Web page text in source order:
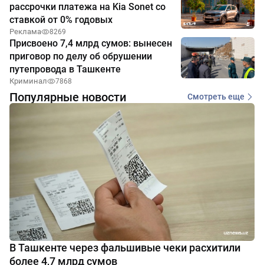
рассрочки платежа на Kia Sonet со
ставкой от 0% годовых
Реклама 8269
Присвоено 7,4 млрд сумов: вынесен
приговор по делу об обрушении
путепровода в Ташкенте
Криминал 7868
Популярные новости Смотреть еще
В Ташкенте через фальшивые чеки расхитили
более 4,7 млрд сумов